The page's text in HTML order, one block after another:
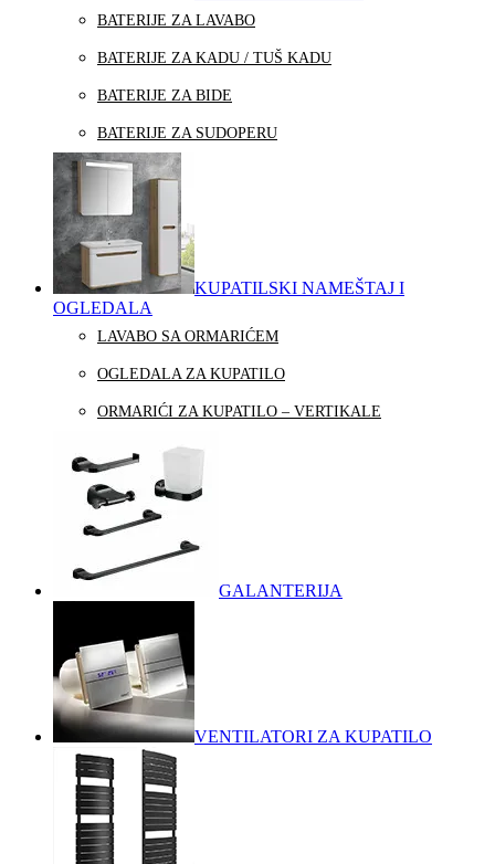
BATERIJE ZA LAVABO
BATERIJE ZA KADU / TUŠ KADU
BATERIJE ZA BIDE
BATERIJE ZA SUDOPERU
KUPATILSKI NAMEŠTAJ I
OGLEDALA
LAVABO SA ORMARIĆEM
OGLEDALA ZA KUPATILO
ORMARIĆI ZA KUPATILO – VERTIKALE
GALANTERIJA
VENTILATORI ZA KUPATILO